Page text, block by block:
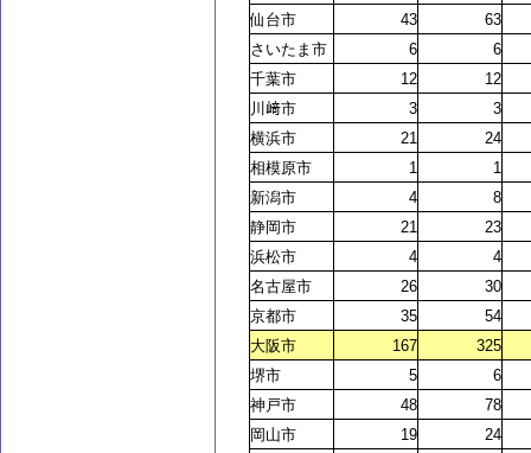
仙台市
43
63
さいたま市
6
6
千葉市
12
12
川﨑市
3
3
横浜市
21
24
相模原市
1
1
新潟市
4
8
静岡市
21
23
浜松市
4
4
名古屋市
26
30
京都市
35
54
大阪市
167
325
堺市
5
6
神戸市
48
78
岡山市
19
24